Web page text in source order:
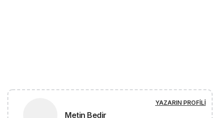
Metin Bedir
YAZARIN PROFILI